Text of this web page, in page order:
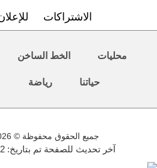
الاشتراكات
محليات الخط الساخن
حياتنا رياضة
جميع الحقوق محفوظة © 2026 مؤسسة دبي
آخر تحديث للصفحة تم بتاريخ: 22 يونيو 2026 19:15